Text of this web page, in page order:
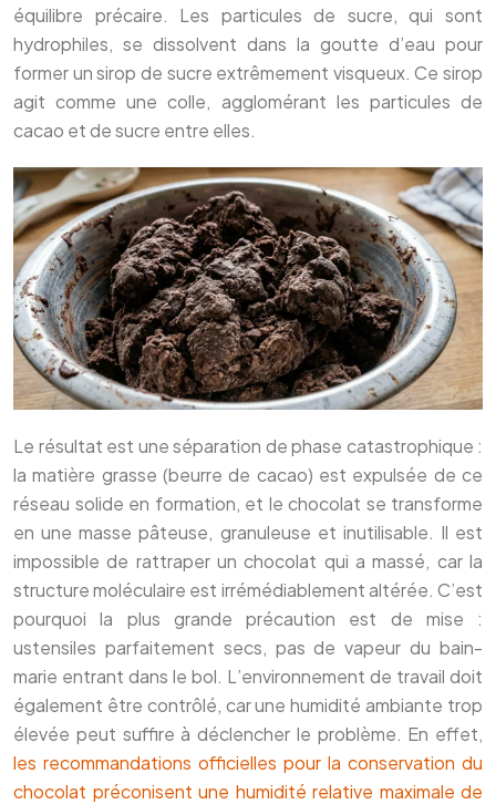
équilibre précaire. Les particules de sucre, qui sont
hydrophiles, se dissolvent dans la goutte d’eau pour
former un sirop de sucre extrêmement visqueux. Ce sirop
agit comme une colle, agglomérant les particules de
cacao et de sucre entre elles.
Le résultat est une séparation de phase catastrophique :
la matière grasse (beurre de cacao) est expulsée de ce
réseau solide en formation, et le chocolat se transforme
en une masse pâteuse, granuleuse et inutilisable. Il est
impossible de rattraper un chocolat qui a massé, car la
structure moléculaire est irrémédiablement altérée. C’est
pourquoi la plus grande précaution est de mise :
ustensiles parfaitement secs, pas de vapeur du bain-
marie entrant dans le bol. L’environnement de travail doit
également être contrôlé, car une humidité ambiante trop
élevée peut suffire à déclencher le problème. En effet,
les recommandations officielles pour la conservation du
chocolat préconisent une humidité relative maximale de